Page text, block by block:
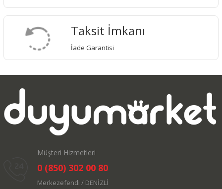
Taksit İmkanı
İade Garantisi
Müşteri Hizmetleri
0 (850) 302 00 80
Merkezefendi / DENİZLİ